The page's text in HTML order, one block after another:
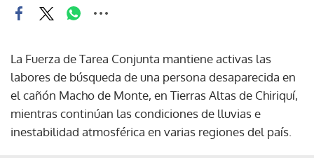
La Fuerza de Tarea Conjunta mantiene activas las
labores de búsqueda de una persona desaparecida en
el cañón Macho de Monte, en Tierras Altas de Chiriquí,
mientras continúan las condiciones de lluvias e
inestabilidad atmosférica en varias regiones del país.